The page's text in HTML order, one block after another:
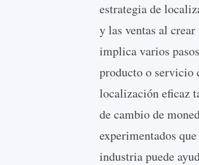
estrategia de
y las ventas al
implica varios
producto o servicio
localización eficaz
de cambio de
experimentados
industria puede